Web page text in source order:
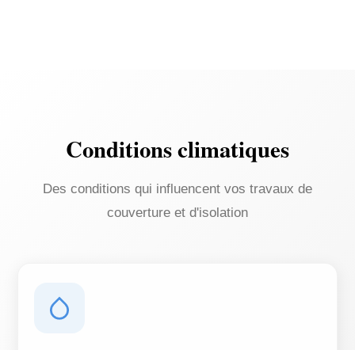
Conditions climatiques
Des conditions qui influencent vos travaux de
couverture et d'isolation